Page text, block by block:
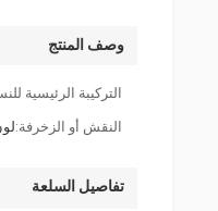
وصف المنتج
التركيبة الرئيسية
النقش أو الزخرفة:
تفاصيل السلعة